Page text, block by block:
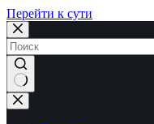
Перейти к сути
Ничего
не